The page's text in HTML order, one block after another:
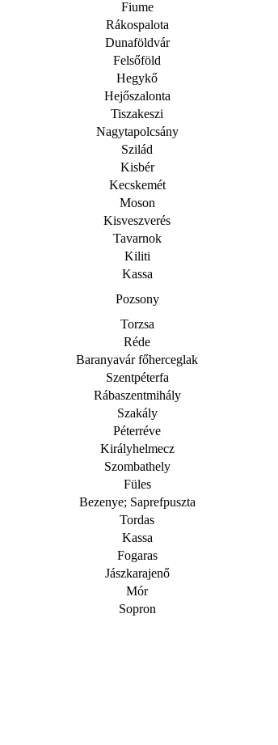
Fiume
Rákospalota
Dunaföldvár
Felsőföld
Hegykő
Hejőszalonta
Tiszakeszi
Nagytapolcsány
Szilád
Kisbér
Kecskemét
Moson
Kisveszverés
Tavarnok
Kiliti
Kassa
Pozsony
Torzsa
Réde
Baranyavár főherceglak
Szentpéterfa
Rábaszentmihály
Szakály
Péterréve
Királyhelmecz
Szombathely
Füles
Bezenye; Saprefpuszta
Tordas
Kassa
Fogaras
Jászkarajenő
Mór
Sopron